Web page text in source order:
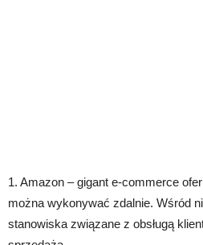
1. Amazon – gigant e-commerce
można wykonywać zdalnie. Wśród
stanowiska związane z obsługą